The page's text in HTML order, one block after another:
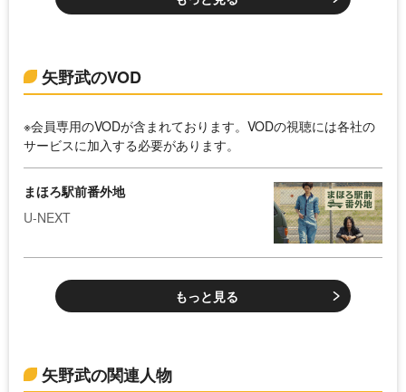
矢野武のVOD
※会員専用のVODが含まれております。VODの視聴には各社の
サービスに加入する必要があります。
まほろ駅前番外地
U-NEXT
もっと見る
矢野武の関連人物